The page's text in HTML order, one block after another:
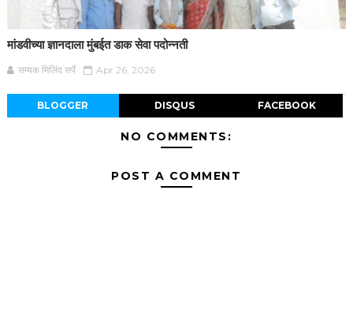
मांडवीच्या ज्ञानदाला मुंबईत डाक सेवा पदोन्नती
सम्यक मिलिंद सर्पे Apr 26, 2026
BLOGGER DISQUS FACEBOOK
NO COMMENTS:
POST A COMMENT